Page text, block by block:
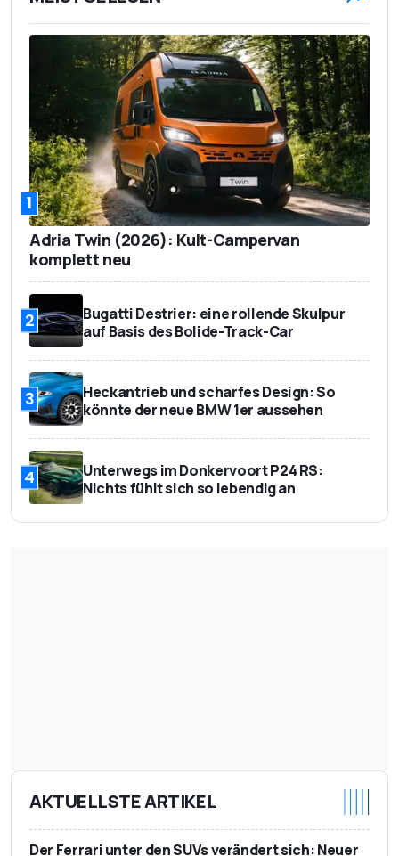
1
Adria Twin (2026): Kult-Campervan
komplett neu
2
Bugatti Destrier: eine rollende Skulpur
auf Basis des Bolide-Track-Car
3
Heckantrieb und scharfes Design: So
könnte der neue BMW 1er aussehen
4
Unterwegs im Donkervoort P24 RS:
Nichts fühlt sich so lebendig an
AKTUELLSTE ARTIKEL
Der Ferrari unter den SUVs verändert sich: Neuer